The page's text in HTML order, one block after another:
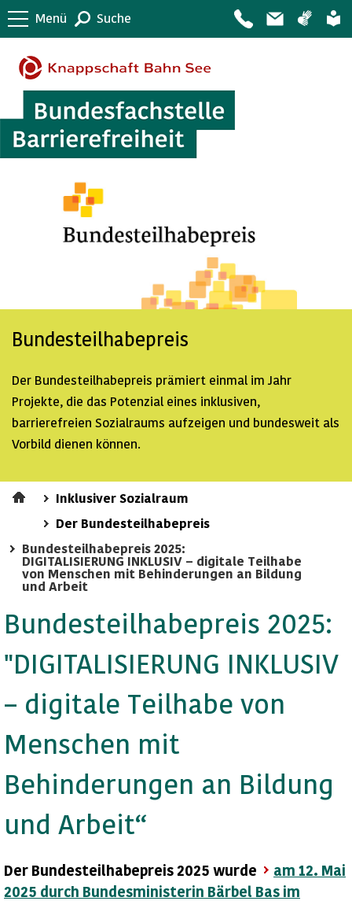
Menü Suche
Bundesteilhabepreis
Der Bundesteilhabepreis prämiert einmal im Jahr
Projekte, die das Potenzial eines inklusiven,
barrierefreien Sozialraums aufzeigen und bundesweit als
Vorbild dienen können.
Inklusiver Sozialraum
Der Bundesteilhabepreis
Bundesteilhabepreis 2025:
DIGITALISIERUNG INKLUSIV – digitale Teilhabe
von Menschen mit Behinderungen an Bildung
und Arbeit
Bundesteilhabepreis 2025:
"DIGITALISIERUNG INKLUSIV
– digitale Teilhabe von
Menschen mit
Behinderungen an Bildung
und Arbeit“
Der Bundesteilhabepreis 2025 wurde
am 12. Mai
2025 durch Bundesministerin Bärbel Bas im